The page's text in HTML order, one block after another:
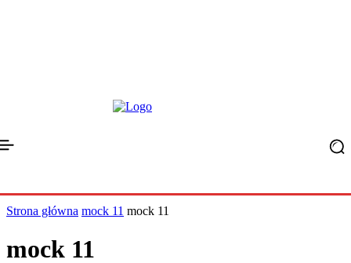
Strona główna mock 11 mock 11
mock 11